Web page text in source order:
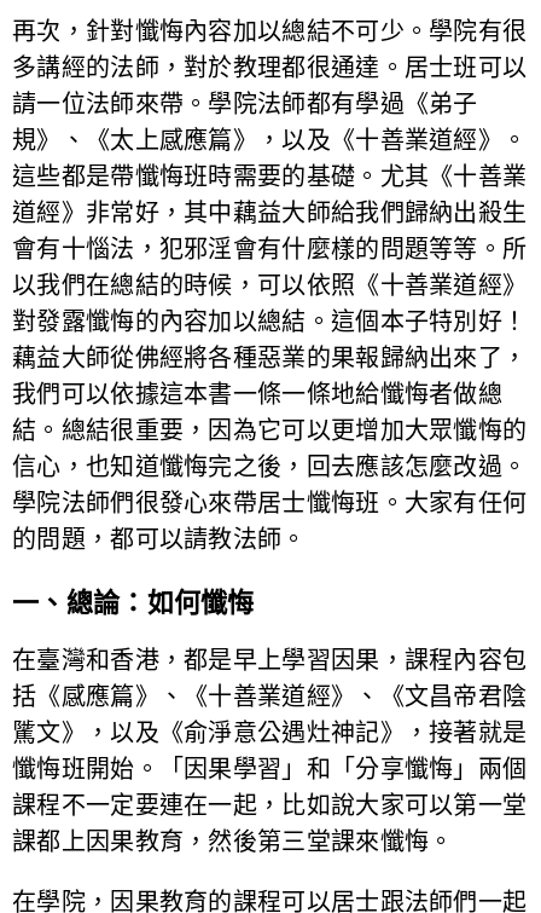
再次，針對懺悔內容加以總結不可少。學院有很
多講經的法師，對於教理都很通達。居士班可以
請一位法師來帶。學院法師都有學過《弟子
規》、《太上感應篇》，以及《十善業道經》。
這些都是帶懺悔班時需要的基礎。尤其《十善業
道經》非常好，其中藕益大師給我們歸納出殺生
會有十惱法，犯邪淫會有什麼樣的問題等等。所
以我們在總結的時候，可以依照《十善業道經》
對發露懺悔的內容加以總結。這個本子特別好！
藕益大師從佛經將各種惡業的果報歸納出來了，
我們可以依據這本書一條一條地給懺悔者做總
結。總結很重要，因為它可以更增加大眾懺悔的
信心，也知道懺悔完之後，回去應該怎麼改過。
學院法師們很發心來帶居士懺悔班。大家有任何
的問題，都可以請教法師。
一、總論：如何懺悔
在臺灣和香港，都是早上學習因果，課程內容包
括《感應篇》、《十善業道經》、《文昌帝君陰
騭文》，以及《俞淨意公遇灶神記》，接著就是
懺悔班開始。「因果學習」和「分享懺悔」兩個
課程不一定要連在一起，比如說大家可以第一堂
課都上因果教育，然後第三堂課來懺悔。
在學院，因果教育的課程可以居士跟法師們一起